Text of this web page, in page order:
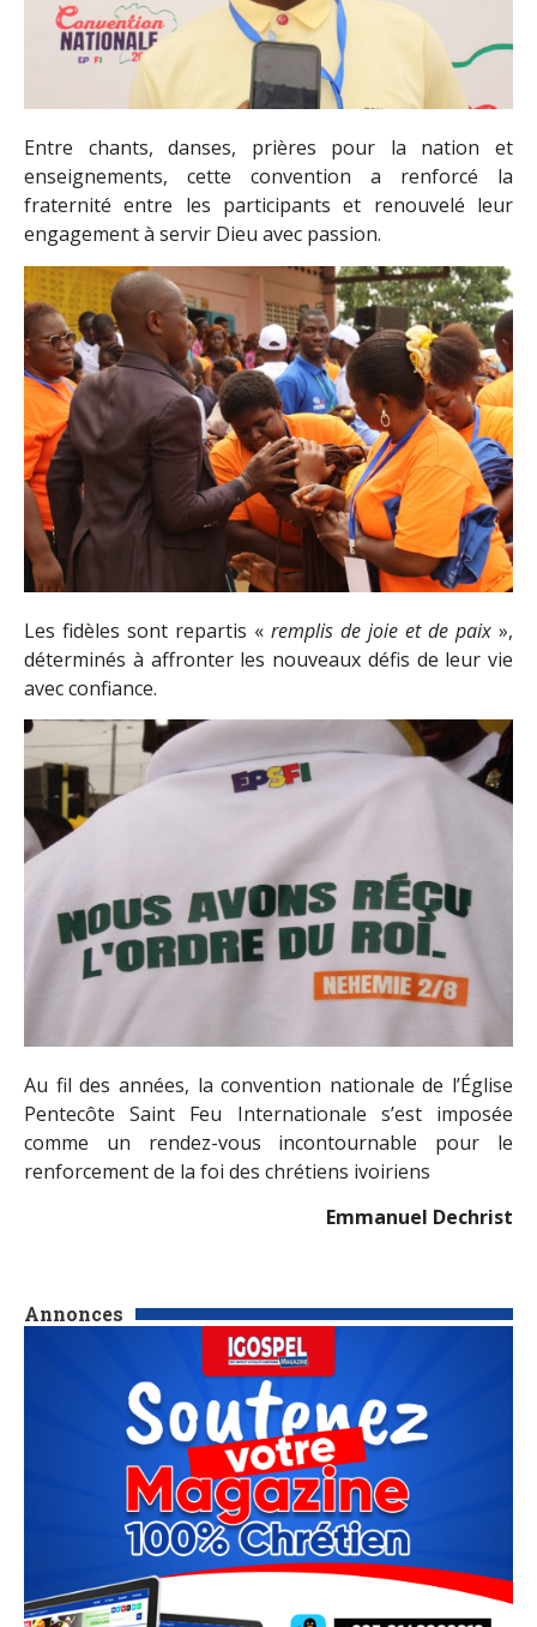
Annonces
Entre chants, danses, prières pour la nation et
enseignements, cette convention a renforcé la
fraternité entre les participants et renouvelé leur
engagement à servir Dieu avec passion.
Les fidèles sont repartis « remplis de joie et de paix »,
déterminés à affronter les nouveaux défis de leur vie
avec confiance.
Au fil des années, la convention nationale de l’Église
Pentecôte Saint Feu Internationale s’est imposée
comme un rendez-vous incontournable pour le
renforcement de la foi des chrétiens ivoiriens
Emmanuel Dechrist